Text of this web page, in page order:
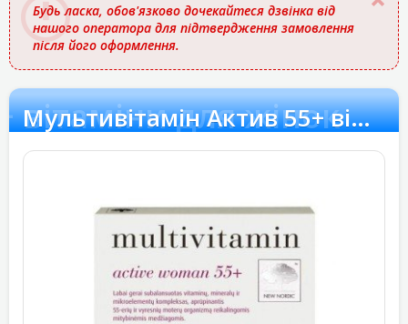
Будь ласка, обов'язково дочекайтеся дзвінка від
нашого оператора для підтвердження замовлення
після його оформлення.
вітаміни для жінок Мультивітамін Актив 55+ вітаміни для жінок